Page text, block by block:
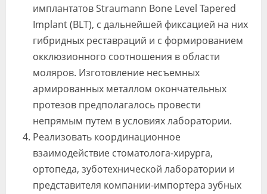
имплантатов Straumann Bone Level Tapered
Implant (BLT), с дальнейшей фиксацией на них
гибридных реставраций и с формированием
окклюзионного соотношения в области
моляров. Изготовление несъемных
армированных металлом окончательных
протезов предполагалось провести
непрямым путем в условиях лаборатории.
Реализовать координационное
взаимодействие стоматолога-хирурга,
ортопеда, зуботехнической лаборатории и
представителя компании-импортера зубных